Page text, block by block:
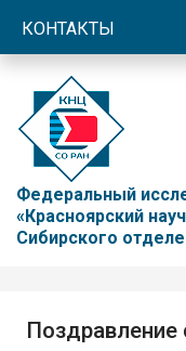
КОНТАКТЫ
Федеральный
«Красноярский
Сибирского
Поздравление